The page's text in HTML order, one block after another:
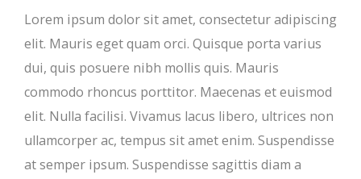
Lorem ipsum dolor sit amet, consectetur adipiscing
elit. Mauris eget quam orci. Quisque porta varius
dui, quis posuere nibh mollis quis. Mauris
commodo rhoncus porttitor. Maecenas et euismod
elit. Nulla facilisi. Vivamus lacus libero, ultrices non
ullamcorper ac, tempus sit amet enim. Suspendisse
at semper ipsum. Suspendisse sagittis diam a